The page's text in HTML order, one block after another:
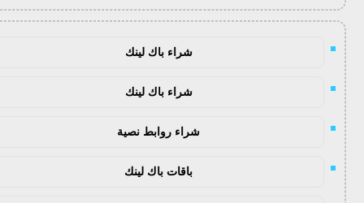
شراء باك لينك
شراء باك لينك
شراء روابط نصية
باقات باك لينك